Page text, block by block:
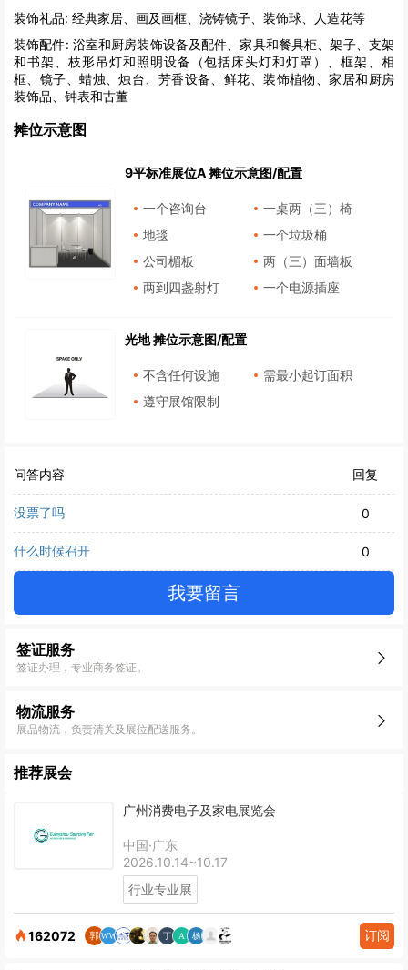
装饰礼品: 经典家居、画及画框、浇铸镜子、装饰球、人造花等
装饰配件: 浴室和厨房装饰设备及配件、家具和餐具柜、架子、支架
和书架、枝形吊灯和照明设备（包括床头灯和灯罩）、框架、相
框、镜子、蜡烛、烛台、芳香设备、鲜花、装饰植物、家居和厨房
装饰品、钟表和古董
摊位示意图
9平标准展位A 摊位示意图/配置
一个咨询台
一桌两（三）椅
地毯
一个垃圾桶
公司楣板
两（三）面墙板
两到四盏射灯
一个电源插座
光地 摊位示意图/配置
不含任何设施
需最小起订面积
遵守展馆限制
问答内容 回复
没票了吗 0
什么时候召开 0
我要留言
签证服务
签证办理，专业商务签证。
物流服务
展品物流，负责清关及展位配送服务。
推荐展会
广州消费电子及家电展览会
中国·广东
2026.10.14~10.17
行业专业展
162072 订阅